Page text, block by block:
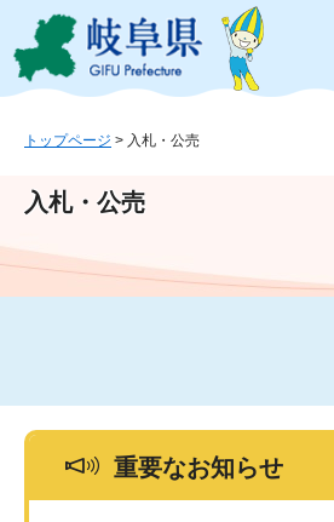
ジ
ュ
文
このページの本文へ
トップページ > 入札・公売
入札・公売
重要なお知らせ